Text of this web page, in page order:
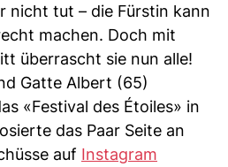
nicht tut – die Fürstin kann
machen. Doch mit
überrascht sie nun alle!
Gatte Albert (65)
«Festival des Étoiles» in
das Paar Seite an
auf Instagram